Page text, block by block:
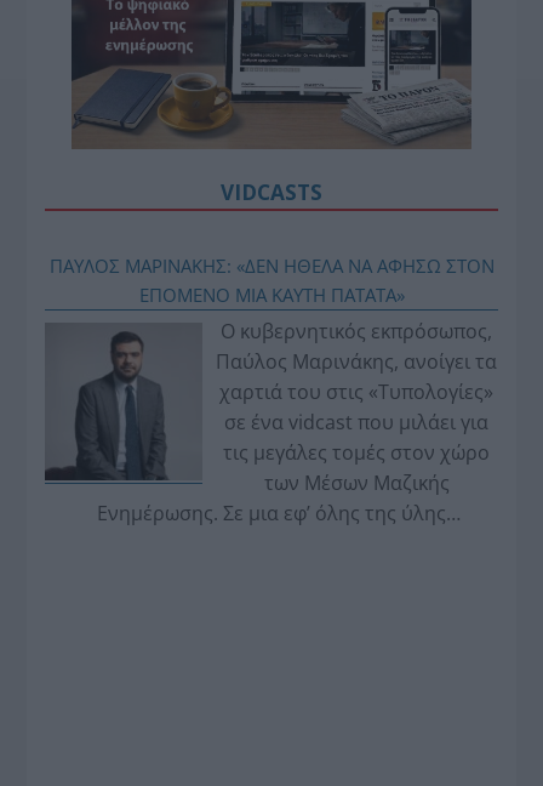
VIDCASTS
ΠΑΥΛΟΣ ΜΑΡΙΝΑΚΗΣ: «ΔΕΝ ΗΘΕΛΑ ΝΑ ΑΦΗΣΩ ΣΤΟΝ
ΕΠΟΜΕΝΟ ΜΙΑ ΚΑΥΤΗ ΠΑΤΑΤΑ»
Ο κυβερνητικός εκπρόσωπος,
Παύλος Μαρινάκης, ανοίγει τα
χαρτιά του στις «Τυπολογίες»
σε ένα vidcast που μιλάει για
τις μεγάλες τομές στον χώρο
των Μέσων Μαζικής
Ενημέρωσης. Σε μια εφ’ όλης της ύλης